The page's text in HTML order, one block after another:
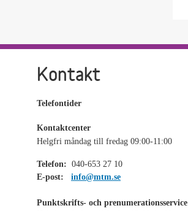
Kontakt
Telefontider
Kontaktcenter
Helgfri måndag till fredag 09:00-11:00
Telefon: 040-653 27 10
E-post:
info@mtm.se
Punktskrifts- och prenumerationsservice